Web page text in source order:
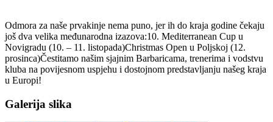
Odmora za naše prvakinje nema puno, jer ih do kraja godine čekaju
još dva velika međunarodna izazova:10. Mediterranean Cup u
Novigradu (10. – 11. listopada)Christmas Open u Poljskoj (12.
prosinca)Čestitamo našim sjajnim Barbaricama, trenerima i vodstvu
kluba na povijesnom uspjehu i dostojnom predstavljanju našeg kraja
u Europi!
Galerija slika